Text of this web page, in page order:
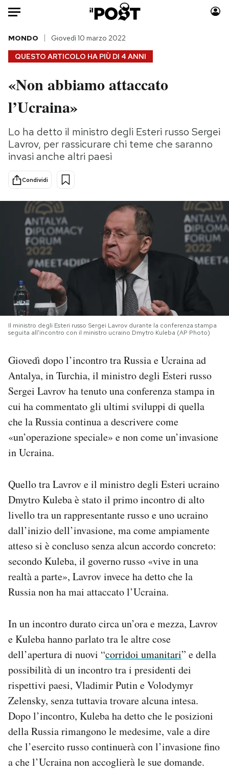
Auto
HOME
Italia
Politica
Tecnologia
Internet
Scienza
Cultura
Economia
Sport
Moda
Storie/Idee
Ok Boomer!
Mondiali calcio 2026
PODCAST
NEWSLETTER
I MIEI PREFERITI
CALENDARIO
AREA PERSONALE
Area Personale
Newsletter
Regala il Post
QUESTO ARTICOLO HA PIÙ DI 4 ANNI
MONDO Giovedì 10 marzo 2022
«Non abbiamo attaccato
l’Ucraina»
Lo ha detto il ministro degli Esteri russo Sergei
Lavrov, per rassicurare chi teme che saranno
invasi anche altri paesi
Condividi
Il ministro degli Esteri russo Sergei Lavrov durante la conferenza stampa
seguita all'incontro con il ministro ucraino Dmytro Kuleba (AP Photo)
Giovedì dopo l’incontro tra Russia e Ucraina ad
Antalya, in Turchia, il ministro degli Esteri russo
Sergei Lavrov ha tenuto una conferenza stampa in
cui ha commentato gli ultimi sviluppi di quella
che la Russia continua a descrivere come
«un’operazione speciale» e non come un’invasione
in Ucraina.
Quello tra Lavrov e il ministro degli Esteri ucraino
Dmytro Kuleba è stato il primo incontro di alto
livello tra un rappresentante russo e uno ucraino
dall’inizio dell’invasione, ma come ampiamente
atteso si è concluso senza alcun accordo concreto:
secondo Kuleba, il governo russo «vive in una
realtà a parte», Lavrov invece ha detto che la
Russia non ha mai attaccato l’Ucraina.
In un incontro durato circa un’ora e mezza, Lavrov
e Kuleba hanno parlato tra le altre cose
dell’apertura di nuovi “corridoi umanitari” e della
possibilità di un incontro tra i presidenti dei
rispettivi paesi, Vladimir Putin e Volodymyr
Zelensky, senza tuttavia trovare alcuna intesa.
Dopo l’incontro, Kuleba ha detto che le posizioni
della Russia rimangono le medesime, vale a dire
che l’esercito russo continuerà con l’invasione fino
a che l’Ucraina non accoglierà le sue domande.